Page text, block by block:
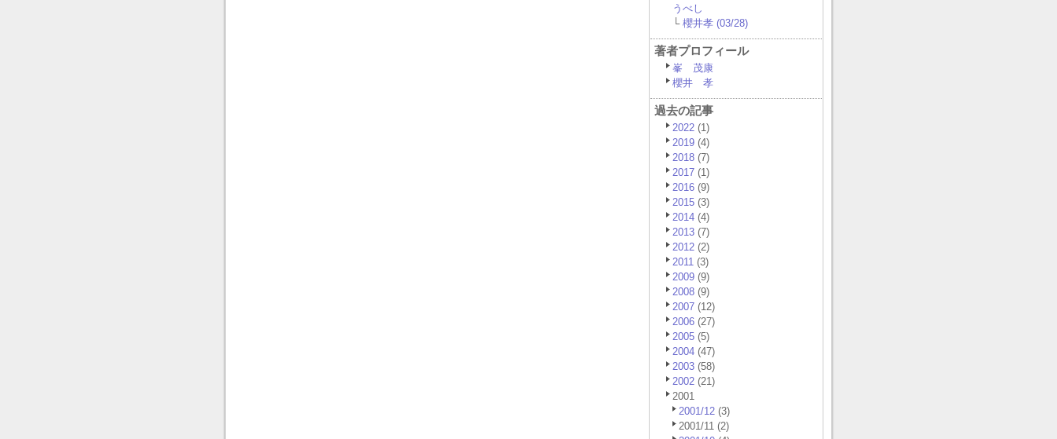
うべし
└ 櫻井孝 (03/28)
著者プロフィール
峯 茂康
櫻井 孝
過去の記事
2022 (1)
2019 (4)
2018 (7)
2017 (1)
2016 (9)
2015 (3)
2014 (4)
2013 (7)
2012 (2)
2011 (3)
2009 (9)
2008 (9)
2007 (12)
2006 (27)
2005 (5)
2004 (47)
2003 (58)
2002 (21)
2001
2001/12 (3)
2001/11 (2)